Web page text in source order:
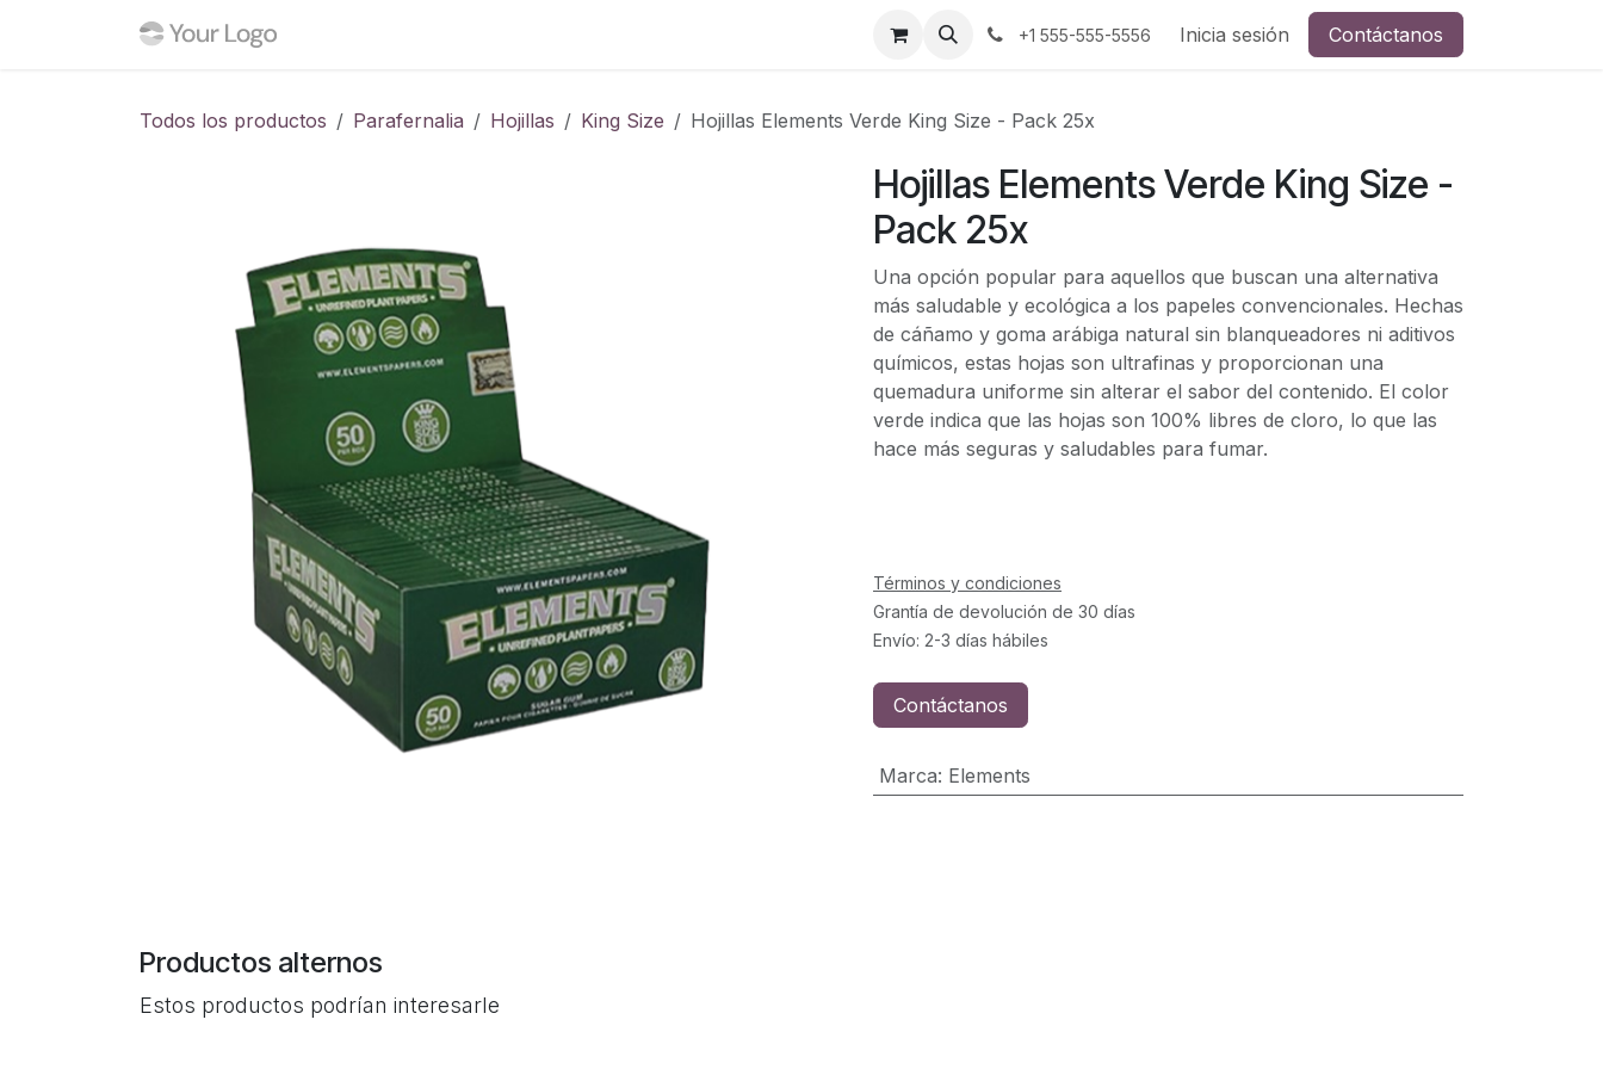
+1 555-555-5556 Inicia sesión Contáctanos
Todos los productos Parafernalia Hojillas King Size Hojillas Elements Verde King Size - Pack 25x
Hojillas Elements Verde King Size -
Pack 25x
Una opción popular para aquellos que buscan una alternativa
más saludable y ecológica a los papeles convencionales. Hechas
de cáñamo y goma arábiga natural sin blanqueadores ni aditivos
químicos, estas hojas son ultrafinas y proporcionan una
quemadura uniforme sin alterar el sabor del contenido. El color
verde indica que las hojas son 100% libres de cloro, lo que las
hace más seguras y saludables para fumar.
Términos y condiciones
Grantía de devolución de 30 días
Envío: 2-3 días hábiles
Contáctanos
Marca: Elements
Productos alternos
Estos productos podrían interesarle